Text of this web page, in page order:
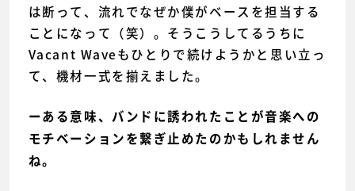
は断って、流れでなぜか僕がベースを担当する
ことになって（笑）。そうこうしてるうちに
Vacant Waveもひとりで続けようかと思い立っ
て、機材一式を揃えました。
ーある意味、バンドに誘われたことが音楽への
モチベーションを繋ぎ止めたのかもしれません
ね。